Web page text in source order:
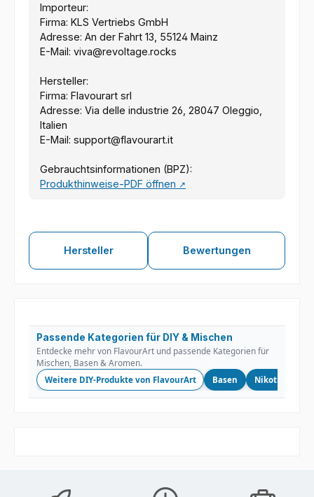
Importeur:
Firma: KLS Vertriebs GmbH
Adresse: An der Fahrt 13, 55124 Mainz
E-Mail: viva@revoltage.rocks
Hersteller:
Firma: Flavourart srl
Adresse: Via delle industrie 26, 28047 Oleggio,
Italien
E-Mail: support@flavourart.it
Gebrauchtsinformationen (BPZ):
Produkthinweise-PDF öffnen ↗
Hersteller Bewertungen
Passende Kategorien für DIY & Mischen
Entdecke mehr von FlavourArt und passende Kategorien für
Mischen, Basen & Aromen.
Weitere DIY-Produkte von FlavourArt Basen Nikotinshots